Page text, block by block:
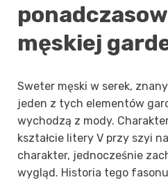
męskiej
Sweter męski w serek,
jeden z tych elementów
wychodzą z mody.
kształcie litery V przy szyi
charakter, jednocześnie
wygląd. Historia tego